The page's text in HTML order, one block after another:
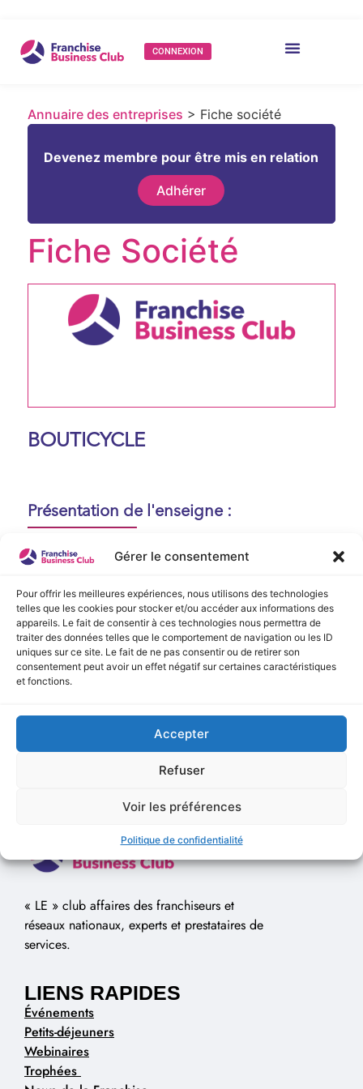
Gérer le consentement
Pour offrir les meilleures expériences, nous utilisons des technologies
telles que les cookies pour stocker et/ou accéder aux informations des
appareils. Le fait de consentir à ces technologies nous permettra de
traiter des données telles que le comportement de navigation ou les ID
uniques sur ce site. Le fait de ne pas consentir ou de retirer son
consentement peut avoir un effet négatif sur certaines caractéristiques
et fonctions.
Accepter
Refuser
Voir les préférences
Politique de confidentialité
CONNEXION
Annuaire des entreprises > Fiche société
Devenez membre pour être mis en relation
Adhérer
Fiche Société
BOUTICYCLE
Présentation de l'enseigne :
Aucune présentation n'est disponible
actuellement !
Vidéo de Présentation
Aucune vidéo disponible.
« LE » club affaires des franchiseurs et
réseaux nationaux, experts et prestataires de
services.
LIENS RAPIDES
Événements
Petits-déjeuners
Webinaires
Trophées